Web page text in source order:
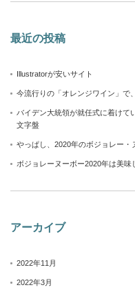
最近の投稿
Illustratorが安いサイト
今流行りの「オレンジワイン」で
バイデン大統領が就任式に着けて
文字盤
やっぱし、2020年のボジョレー・
ボジョレーヌーボー2020年は美味
アーカイブ
2022年11月
2022年3月